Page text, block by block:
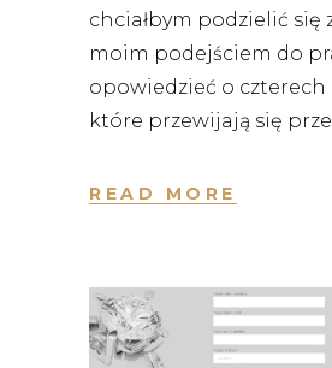
chciałbym podzielić się
moim podejściem do
opowiedzieć o czterech
które przewijają się
READ MORE